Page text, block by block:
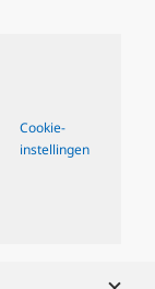
Cookie-
instellingen